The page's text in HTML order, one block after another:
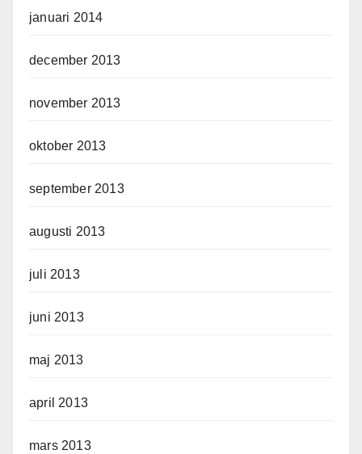
januari 2014
december 2013
november 2013
oktober 2013
september 2013
augusti 2013
juli 2013
juni 2013
maj 2013
april 2013
mars 2013